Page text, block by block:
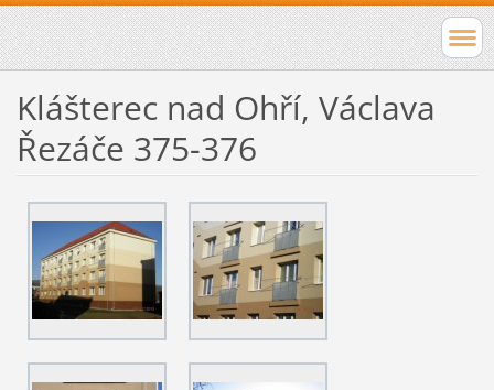
Klášterec nad Ohří, Václava
Řezáče 375-376